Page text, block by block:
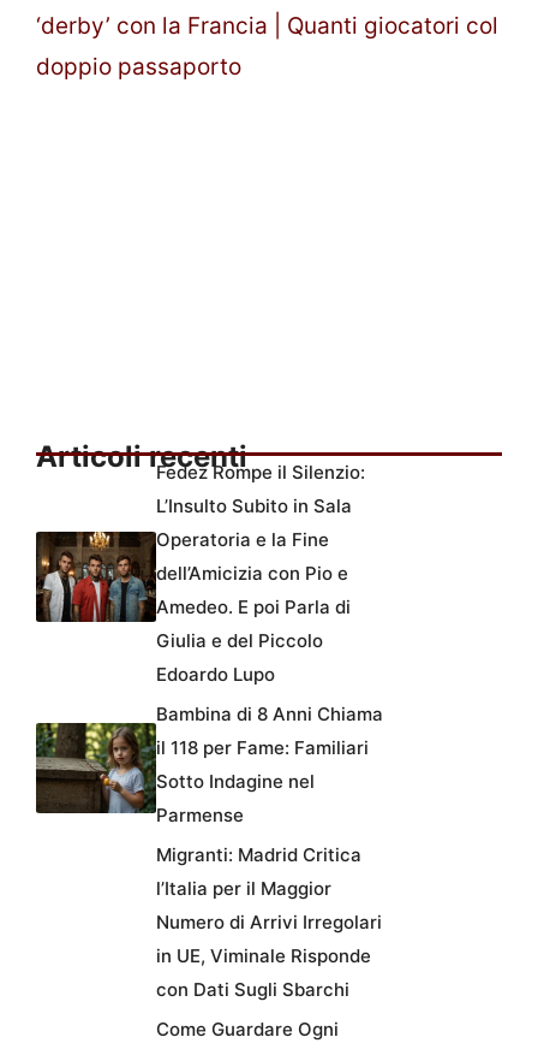
‘derby’ con la Francia | Quanti giocatori col
doppio passaporto
Articoli recentiFedez Rompe il Silenzio:
L’Insulto Subito in Sala
Operatoria e la Fine
dell’Amicizia con Pio e
Amedeo. E poi Parla di
Giulia e del Piccolo
Edoardo Lupo
Bambina di 8 Anni Chiama
il 118 per Fame: Familiari
Sotto Indagine nel
Parmense
Migranti: Madrid Critica
l’Italia per il Maggior
Numero di Arrivi Irregolari
in UE, Viminale Risponde
con Dati Sugli Sbarchi
Come Guardare Ogni